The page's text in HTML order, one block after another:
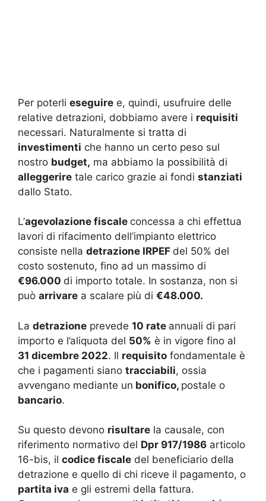
Per poterli eseguire e, quindi, usufruire delle
relative detrazioni, dobbiamo avere i requisiti
necessari. Naturalmente si tratta di
investimenti che hanno un certo peso sul
nostro budget, ma abbiamo la possibilità di
alleggerire tale carico grazie ai fondi stanziati
dallo Stato.
L’agevolazione fiscale concessa a chi effettua
lavori di rifacimento dell’impianto elettrico
consiste nella detrazione IRPEF del 50% del
costo sostenuto, fino ad un massimo di
€96.000 di importo totale. In sostanza, non si
può arrivare a scalare più di €48.000.
La detrazione prevede 10 rate annuali di pari
importo e l’aliquota del 50% è in vigore fino al
31 dicembre 2022. Il requisito fondamentale è
che i pagamenti siano tracciabili, ossia
avvengano mediante un bonifico, postale o
bancario.
Su questo devono risultare la causale, con
riferimento normativo del Dpr 917/1986 articolo
16-bis, il codice fiscale del beneficiario della
detrazione e quello di chi riceve il pagamento, o
partita iva e gli estremi della fattura.